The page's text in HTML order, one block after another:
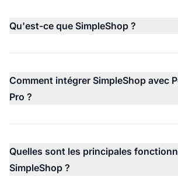
Qu'est-ce que SimpleShop ?
Comment intégrer SimpleShop avec
Pro ?
Quelles sont les principales
SimpleShop ?